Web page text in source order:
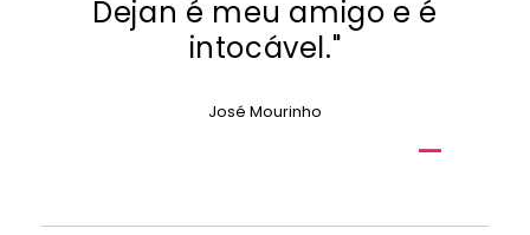
Dejan é meu amigo e é
intocável."
José Mourinho